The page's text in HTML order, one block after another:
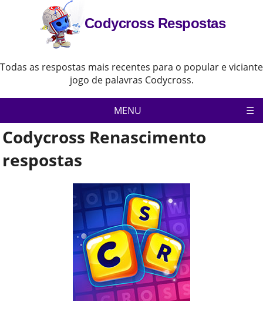
Codycross Respostas
Todas as respostas mais recentes para o popular e viciante
jogo de palavras Codycross.
MENU
Pagina inicial Política de Privacidade
Aviso Legal
Codycross Renascimento
respostas